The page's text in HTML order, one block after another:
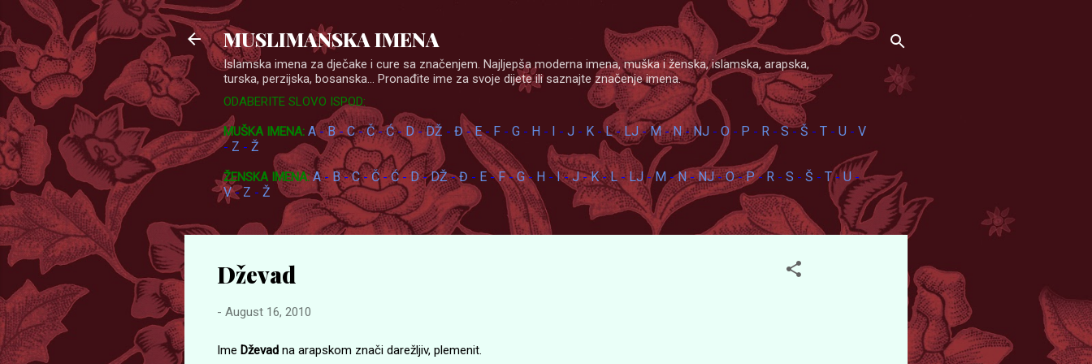
MUSLIMANSKA IMENA
Islamska imena za dječake i cure sa značenjem. Najljepša moderna imena, muška i ženska, islamska, arapska,
turska, perzijska, bosanska... Pronađite ime za svoje dijete ili saznajte značenje imena.
ODABERITE SLOVO ISPOD:
MUŠKA IMENA: A-B-C-Č-Ć- D-DŽ - Đ-E- F - G - H - I - J - K -L-LJ-M-N-NJ - O - P - R - S-Š - T - U - V
- Z - Ž
ŽENSKA IMENA: A- B-C-Č-Ć- D-DŽ-Đ - E-F-G- H -I-J-K-L -LJ-M-N-NJ-O-P-R - S - Š - T- U-
V-Z - Ž
Dževad
- August 16, 2010
Ime Dževad na arapskom znači darežljiv, plemenit.